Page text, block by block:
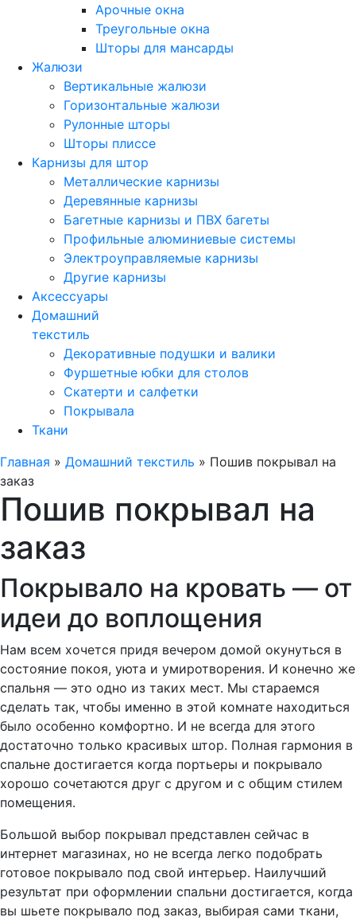
Арочные окна
Треугольные окна
Шторы для мансарды
Жалюзи
Вертикальные жалюзи
Горизонтальные жалюзи
Рулонные шторы
Шторы плиссе
Карнизы для штор
Металлические карнизы
Деревянные карнизы
Багетные карнизы и ПВХ багеты
Профильные алюминиевые системы
Электроуправляемые карнизы
Другие карнизы
Аксессуары
Домашний
текстиль
Декоративные подушки и валики
Фуршетные юбки для столов
Скатерти и салфетки
Покрывала
Ткани
Главная » Домашний текстиль » Пошив покрывал на
заказ
Пошив покрывал на
заказ
Покрывало на кровать — от
идеи до воплощения
Нам всем хочется придя вечером домой окунуться в
состояние покоя, уюта и умиротворения. И конечно же
спальня — это одно из таких мест. Мы стараемся
сделать так, чтобы именно в этой комнате находиться
было особенно комфортно. И не всегда для этого
достаточно только красивых штор. Полная гармония в
спальне достигается когда портьеры и покрывало
хорошо сочетаются друг с другом и с общим стилем
помещения.
Большой выбор покрывал представлен сейчас в
интернет магазинах, но не всегда легко подобрать
готовое покрывало под свой интерьер. Наилучший
результат при оформлении спальни достигается, когда
вы шьете покрывало под заказ, выбирая сами ткани,